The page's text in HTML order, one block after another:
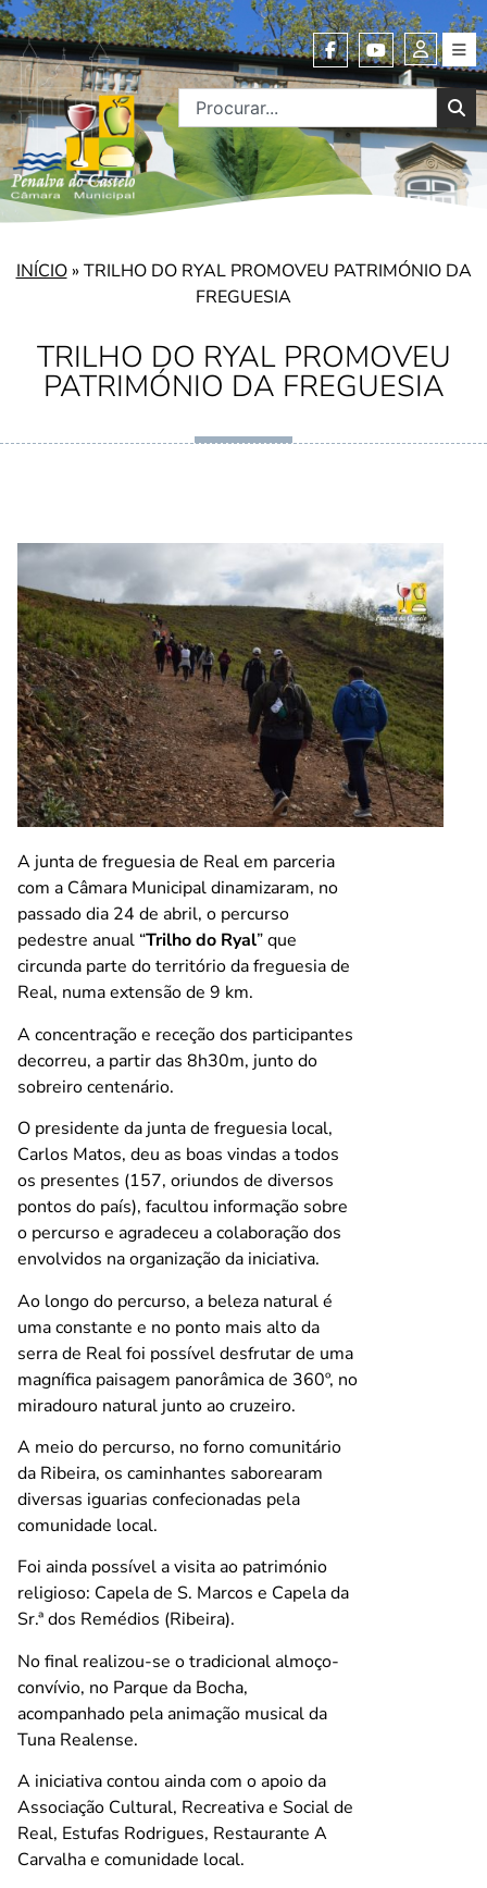
TRILHO DO RYAL PROMOVEU
PATRIMÓNIO DA FREGUESIA
INÍCIO» TRILHO DO RYAL PROMOVEU PATRIMÓNIO DA
FREGUESIA
A junta de freguesia de Real em parceria
com a Câmara Municipal dinamizaram, no
passado dia 24 de abril, o percurso
pedestre anual “Trilho do Ryal” que
circunda parte do território da freguesia de
Real, numa extensão de 9 km.
A concentração e receção dos participantes
decorreu, a partir das 8h30m, junto do
sobreiro centenário.
O presidente da junta de freguesia local,
Carlos Matos, deu as boas vindas a todos
os presentes (157, oriundos de diversos
pontos do país), facultou informação sobre
o percurso e agradeceu a colaboração dos
envolvidos na organização da iniciativa.
Ao longo do percurso, a beleza natural é
uma constante e no ponto mais alto da
serra de Real foi possível desfrutar de uma
magnífica paisagem panorâmica de 360º, no
miradouro natural junto ao cruzeiro.
A meio do percurso, no forno comunitário
da Ribeira, os caminhantes saborearam
diversas iguarias confecionadas pela
comunidade local.
Foi ainda possível a visita ao património
religioso: Capela de S. Marcos e Capela da
Sr.ª dos Remédios (Ribeira).
No final realizou-se o tradicional almoço-
convívio, no Parque da Bocha,
acompanhado pela animação musical da
Tuna Realense.
A iniciativa contou ainda com o apoio da
Associação Cultural, Recreativa e Social de
Real, Estufas Rodrigues, Restaurante A
Carvalha e comunidade local.